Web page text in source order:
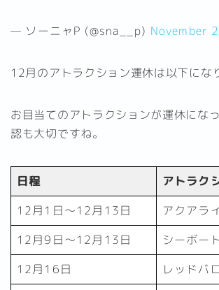
— ソーニャP (@sna__p) November
12月のアトラクション運休は以下にな
お目当てのアトラクションが運休にな
認も大切ですね。
日程
アトラク
12月1日～12月13日
アクアラ
12月9日～12月13日
シーボー
12月16日
レッドバ